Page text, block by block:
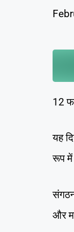
12
यह
रूप में
और